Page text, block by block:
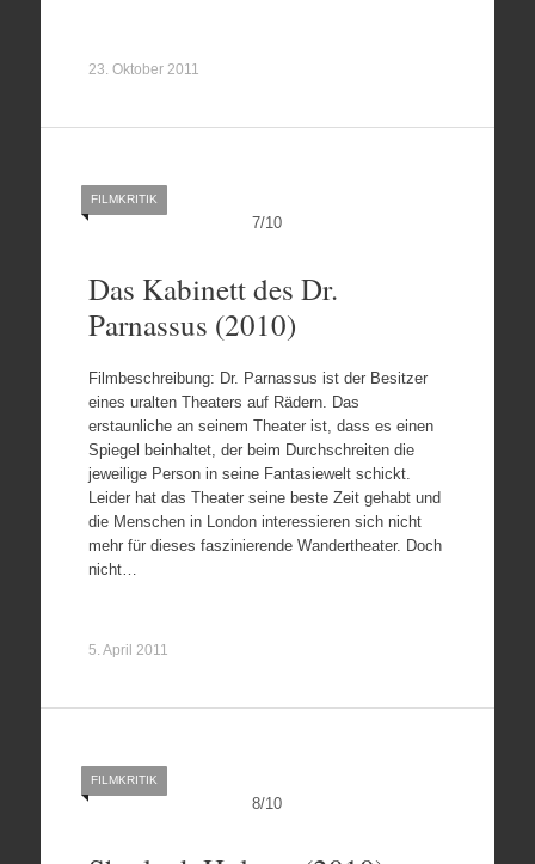
23. Oktober 2011
7/10
FILMKRITIK
Das Kabinett des Dr.
Parnassus (2010)
Filmbeschreibung: Dr. Parnassus ist der Besitzer
eines uralten Theaters auf Rädern. Das
erstaunliche an seinem Theater ist, dass es einen
Spiegel beinhaltet, der beim Durchschreiten die
jeweilige Person in seine Fantasiewelt schickt.
Leider hat das Theater seine beste Zeit gehabt und
die Menschen in London interessieren sich nicht
mehr für dieses faszinierende Wandertheater. Doch
nicht…
5. April 2011
8/10
FILMKRITIK